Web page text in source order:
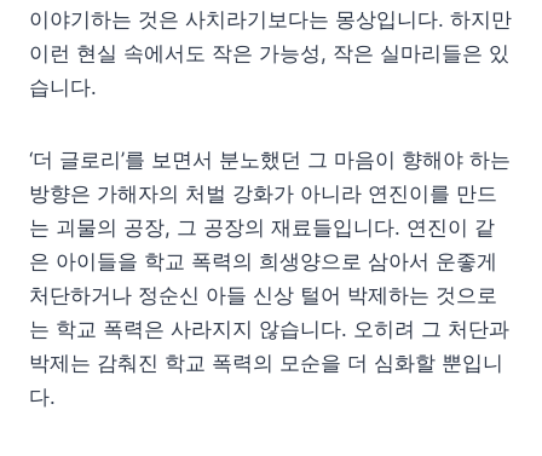
이야기하는 것은 사치라기보다는 몽상입니다. 하지만
이런 현실 속에서도 작은 가능성, 작은 실마리들은 있
습니다.
‘더 글로리’를 보면서 분노했던 그 마음이 향해야 하는
방향은 가해자의 처벌 강화가 아니라 연진이를 만드
는 괴물의 공장, 그 공장의 재료들입니다. 연진이 같
은 아이들을 학교 폭력의 희생양으로 삼아서 운좋게
처단하거나 정순신 아들 신상 털어 박제하는 것으로
는 학교 폭력은 사라지지 않습니다. 오히려 그 처단과
박제는 감춰진 학교 폭력의 모순을 더 심화할 뿐입니
다.